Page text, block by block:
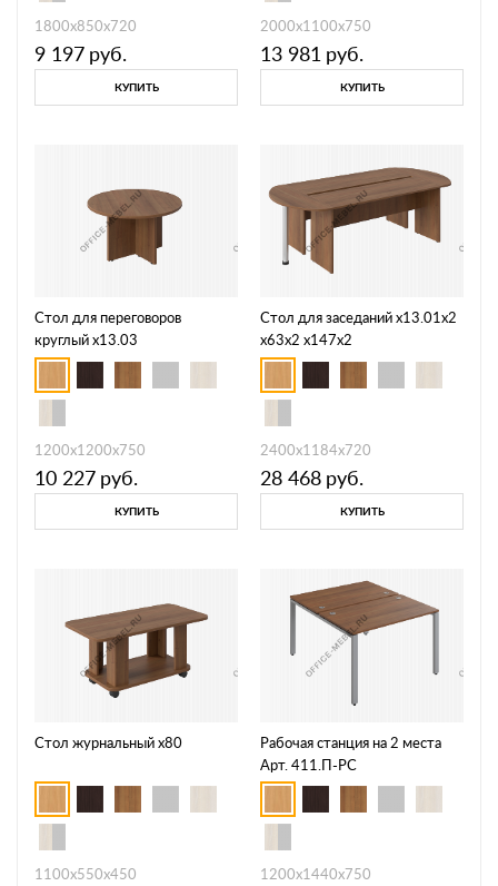
1800х850х720
9 197 руб.
КУПИТЬ
2000х1100х750
13 981 руб.
КУПИТЬ
Стол для переговоров
круглый х13.03
1200х1200х750
10 227 руб.
КУПИТЬ
Стол для заседаний х13.01х2
х63х2 х147х2
2400х1184х720
28 468 руб.
КУПИТЬ
Стол журнальный х80
1100х550х450
Рабочая станция на 2 места
Арт. 411.П-РС
1200х1440х750